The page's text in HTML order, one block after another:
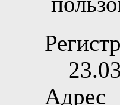
Адрес